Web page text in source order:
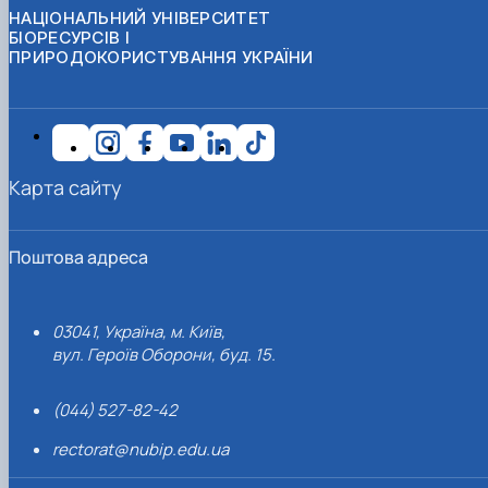
НАЦІОНАЛЬНИЙ УНІВЕРСИТЕТ
БІОРЕСУРСІВ І
ПРИРОДОКОРИСТУВАННЯ УКРАЇНИ
Поштова адреса
03041, Україна, м. Київ,
вул. Героїв Оборони, буд. 15.
(044) 527-82-42
rectorat@nubip.edu.ua
Карта сайту